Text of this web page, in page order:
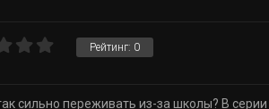
Рейтинг: 0
сильно переживать из-за школы? В